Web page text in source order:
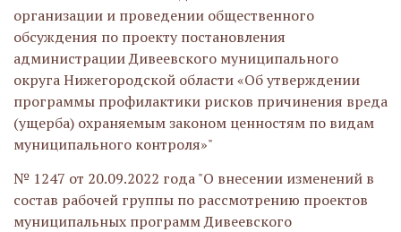
организации и проведении общественного
обсуждения по проекту постановления
администрации Дивеевского муниципального
округа Нижегородской области «Об утверждении
программы профилактики рисков причинения вреда
(ущерба) охраняемым законом ценностям по видам
муниципального контроля»"
№ 1247 от 20.09.2022 года "О внесении изменений в
состав рабочей группы по рассмотрению проектов
муниципальных программ Дивеевского